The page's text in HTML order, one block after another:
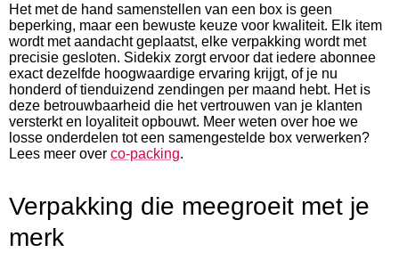
Het met de hand samenstellen van een box is geen
beperking, maar een bewuste keuze voor kwaliteit. Elk item
wordt met aandacht geplaatst, elke verpakking wordt met
precisie gesloten. Sidekix zorgt ervoor dat iedere abonnee
exact dezelfde hoogwaardige ervaring krijgt, of je nu
honderd of tienduizend zendingen per maand hebt. Het is
deze betrouwbaarheid die het vertrouwen van je klanten
versterkt en loyaliteit opbouwt. Meer weten over hoe we
losse onderdelen tot een samengestelde box verwerken?
Lees meer over co-packing.
Verpakking die meegroeit met je
merk